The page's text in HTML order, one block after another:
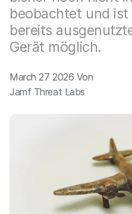
beobachtet und
bereits
Gerät möglich.
March 27 2026 Von
Jamf Threat Labs